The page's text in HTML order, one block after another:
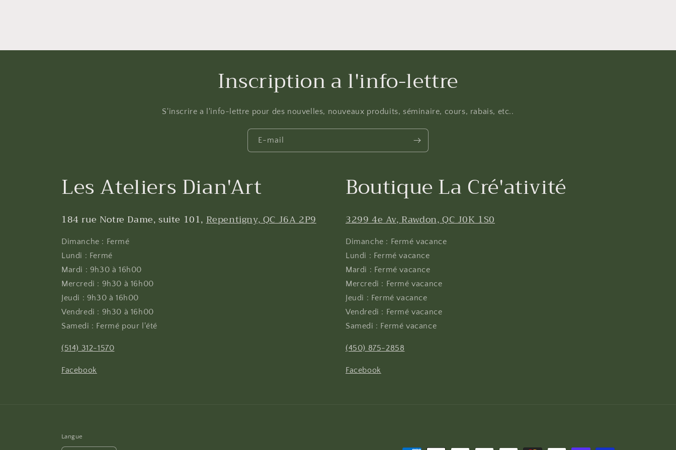
Inscription a l'info-lettre
S'inscrire a l'info-lettre pour des nouvelles, nouveaux produits, séminaire, cours, rabais, etc..
E-mail
Les Ateliers Dian'Art
184 rue Notre Dame, suite 101,Repentigny, QC J6A 2P9
Dimanche : Fermé
Lundi : Fermé
Mardi : 9h30 à 16h00
Mercredi : 9h30 à 16h00
Jeudi : 9h30 à 16h00
Vendredi : 9h30 à 16h00
Samedi : Fermé pour l'été
(514) 312-1570
Facebook
Boutique La Cré'ativité
3299 4e Av, Rawdon, QC J0K 1S0
Dimanche : Fermé vacance
Lundi : Fermé vacance
Mardi : Fermé vacance
Mercredi : Fermé vacance
Jeudi : Fermé vacance
Vendredi : Fermé vacance
Samedi : Fermé vacance
(450) 875-2858
Facebook
Langue